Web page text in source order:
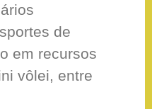
de
em recursos
vôlei, entre